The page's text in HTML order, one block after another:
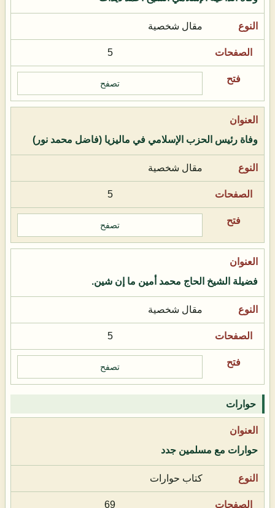
مقال شخصية
5
تصفح
وفاة رئيس الحزب الإسلامي في ماليزيا (فاضل محمد نور)
مقال شخصية
5
تصفح
فضيلة الشيخ الحاج محمد أمين ما إن شين.
مقال شخصية
5
تصفح
حوارات
حوارات مع مسلمين جدد
كتاب حوارات
69